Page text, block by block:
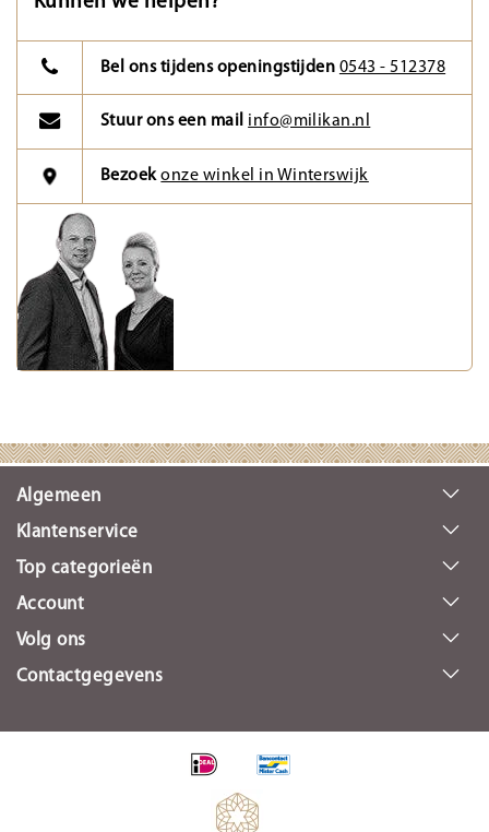
Bel ons tijdens openingstijden 0543 - 512378
Stuur ons een mail info@milikan.nl
Bezoekonze winkel in Winterswijk
Algemeen
Klantenservice
Top categorieën
Account
Volg ons
Contactgegevens